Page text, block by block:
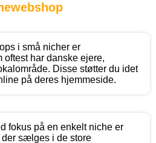
i små nicher er
har danske ejere,
Disse støtter du idet
på deres hjemmeside.
fokus på en enkelt niche er
der sælges i de store